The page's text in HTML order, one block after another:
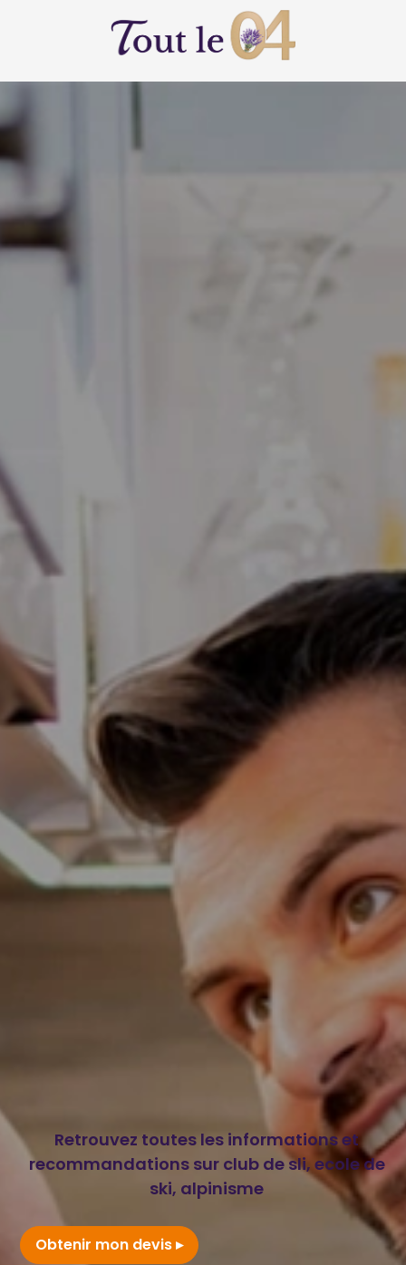
Retrouvez toutes les informations et
recommandations sur club de sli, ecole de
ski, alpinisme
Obtenir mon devis